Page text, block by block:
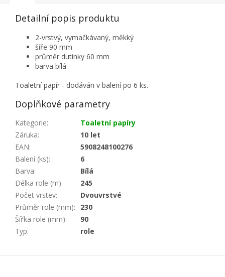
Detailní popis produktu
2-vrstvý, vymačkávaný, měkký
šíře 90 mm
průměr dutinky 60 mm
barva bílá
Toaletní papír - dodáván v balení po 6 ks.
Doplňkové parametry
Kategorie:
Toaletní papíry
Záruka:
10 let
EAN:
5908248100276
Balení (ks):
6
Barva:
Bílá
Délka role (m):
245
Počet vrstev:
Dvouvrstvé
Průměr role (mm):
230
Šířka role (mm):
90
Typ: role
Z